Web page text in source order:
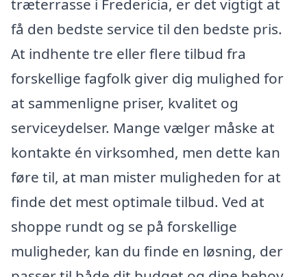
træterrasse i Fredericia, er det vigtigt at
få den bedste service til den bedste pris.
At indhente tre eller flere tilbud fra
forskellige fagfolk giver dig mulighed for
at sammenligne priser, kvalitet og
serviceydelser. Mange vælger måske at
kontakte én virksomhed, men dette kan
føre til, at man mister muligheden for at
finde det mest optimale tilbud. Ved at
shoppe rundt og se på forskellige
muligheder, kan du finde en løsning, der